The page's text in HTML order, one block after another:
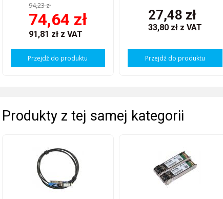
94,23 zł
74,64 zł
91,81 zł z VAT
Przejdź do produktu
27,48 zł
33,80 zł z VAT
Przejdź do produktu
Produkty z tej samej kategorii